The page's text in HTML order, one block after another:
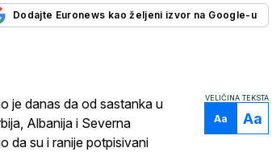
Dodajte Euronews kao željeni izvor na Google-u
VELIČINA TEKSTA
Aa Aa
je danas da od sastanka u
Albanija i Severna
da su i ranije potpisivani